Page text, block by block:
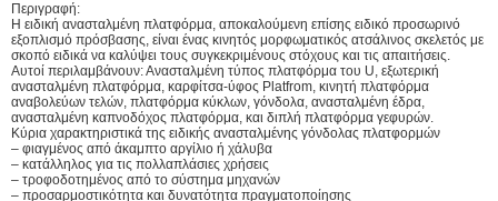
Περιγραφή:
Η ειδική ανασταλμένη πλατφόρμα, αποκαλούμενη επίσης ειδικό προσωρινό
εξοπλισμό πρόσβασης, είναι ένας κινητός μορφωματικός ατσάλινος σκελετός με
σκοπό ειδικά να καλύψει τους συγκεκριμένους στόχους και τις απαιτήσεις.
Αυτοί περιλαμβάνουν: Ανασταλμένη τύπος πλατφόρμα του U, εξωτερική
ανασταλμένη πλατφόρμα, καρφίτσα-ύφος Platfrom, κινητή πλατφόρμα
αναβολεύων τελών, πλατφόρμα κύκλων, γόνδολα, ανασταλμένη έδρα,
ανασταλμένη καπνοδόχος πλατφόρμα, και διπλή πλατφόρμα γεφυρών.
Κύρια χαρακτηριστικά της ειδικής ανασταλμένης γόνδολας πλατφορμών
– φιαγμένος από άκαμπτο αργίλιο ή χάλυβα
– κατάλληλος για τις πολλαπλάσιες χρήσεις
– τροφοδοτημένος από το σύστημα μηχανών
– προσαρμοστικότητα και δυνατότητα πραγματοποίησης